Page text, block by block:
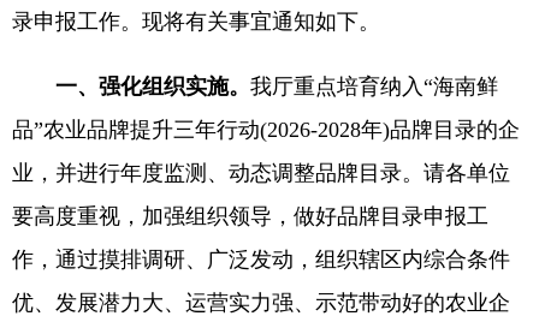
录申报工作。现将有关事宜通知如下。
一、强化组织实施。 我厅重点培育纳入“海南鲜
品”农业品牌提升三年行动(2026-2028年)品牌目录的企
业，并进行年度监测、动态调整品牌目录。请各单位
要高度重视，加强组织领导，做好品牌目录申报工
作，通过摸排调研、广泛发动，组织辖区内综合条件
优、发展潜力大、运营实力强、示范带动好的农业企